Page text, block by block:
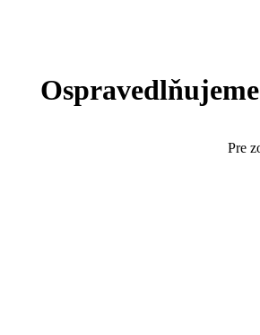
Pre